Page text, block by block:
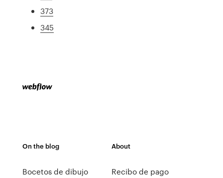
373
345
On the blog
Bocetos de dibujo
About
Recibo de pago